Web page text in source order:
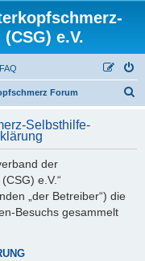
e.V.
FAQ
Forum
h
Selbsthilfe-
der
e.V.“
„der Betreiber“) die
Besuchs gesammelt